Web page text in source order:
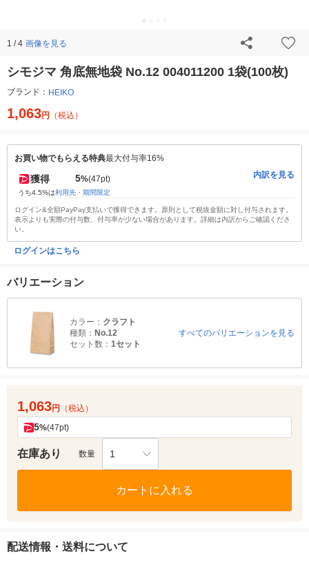
1 / 4 画像を見る
シモジマ 角底無地袋 No.12 004011200 1袋(100枚)
ブランド： HEIKO
1,063円 （税込）
お買い物でもらえる特典最大付与率16%
獲得 5%(47pt)
うち4.5%は利用先・期間限定
内訳を見る
ログイン&全額PayPay支払いで獲得できます。原則として税抜金額に対し付与されます。
表示よりも実際の付与数、付与率が少ない場合があります。詳細は内訳からご確認くださ
い。
ログインはこちら
バリエーション
カラー： クラフト
種類： No.12
セット数： 1セット
すべてのバリエーションを見る
1,063円 （税込）
5%(47pt)
在庫あり 数量 1
カートに入れる
配送情報・送料について